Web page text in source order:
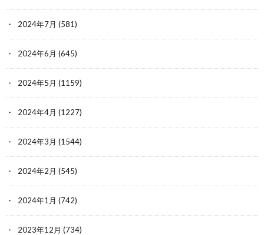
2024年7月 (581)
2024年6月 (645)
2024年5月 (1159)
2024年4月 (1227)
2024年3月 (1544)
2024年2月 (545)
2024年1月 (742)
2023年12月 (734)